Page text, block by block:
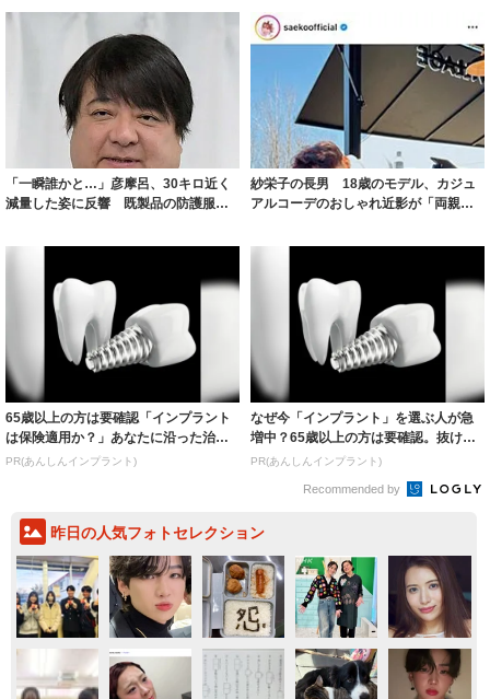
「一瞬誰かと…」彦摩呂、30キロ近く
減量した姿に反響 既製品の防護服が
紗栄子の長男 18歳のモデル、カジュ
アルコーデのおしゃれ近影が「両親の
65歳以上の方は要確認「インプラント
は保険適用か？」あなたに沿った治療
法や費用を...
PR(あんしんインプラント)
なぜ今「インプラント」を選ぶ人が急
増中？65歳以上の方は要確認。抜けた
歯の放置は...
PR(あんしんインプラント)
Recommended by
昨日の人気フォトセレクション